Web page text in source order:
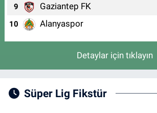
9 Gaziantep FK
10 Alanyaspor
Detaylar için tıklayın
Süper Lig Fikstür